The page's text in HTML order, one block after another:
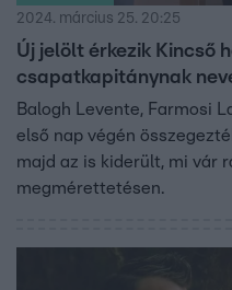
2024. március 25. 20:25
Új jelölt érkezik Kincső
csapatkapitánynak
Balogh Levente, Farmosi
első nap végén
majd az is kiderült, mi vár
megmérettetésen.